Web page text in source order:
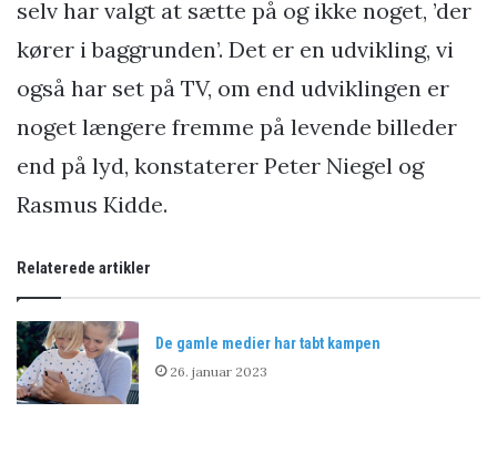
selv har valgt at sætte på og ikke noget, ’der
kører i baggrunden’. Det er en udvikling, vi
også har set på TV, om end udviklingen er
noget længere fremme på levende billeder
end på lyd, konstaterer Peter Niegel og
Rasmus Kidde.
Relaterede artikler
De gamle medier har tabt kampen
26. januar 2023